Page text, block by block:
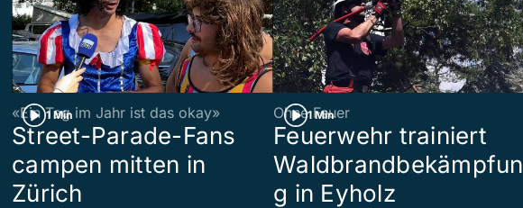
1 Min
«Ein Tag im Jahr ist das okay»
Street-Parade-Fans
campen mitten in
Zürich
1 Min
Ohne Feuer
Feuerwehr trainiert
Waldbrandbekämpfun
g in Eyholz